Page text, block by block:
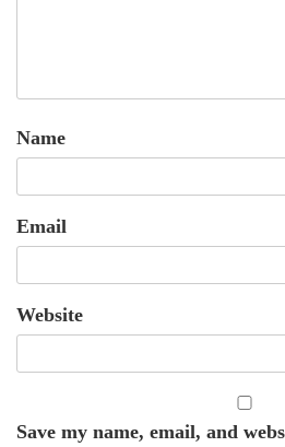
Name
Email
Website
Save my name, email, and